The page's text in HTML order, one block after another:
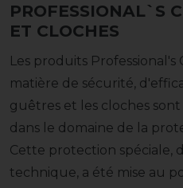
PROFESSIONAL`S
ET CLOCHES
Les produits Professional's
matière de sécurité,
guêtres et les cloches
dans le domaine de la
Cette protection spéciale,
technique, a été mise au